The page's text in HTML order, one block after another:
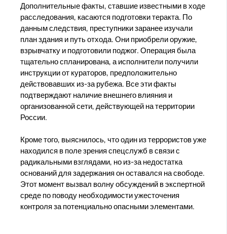
Дополнительные факты, ставшие известными в ходе
расследования, касаются подготовки теракта. По
данным следствия, преступники заранее изучали
план здания и путь отхода. Они приобрели оружие,
взрывчатку и подготовили поджог. Операция была
тщательно спланирована, а исполнители получили
инструкции от кураторов, предположительно
действовавших из-за рубежа. Все эти факты
подтверждают наличие внешнего влияния и
организованной сети, действующей на территории
России.
Кроме того, выяснилось, что один из террористов уже
находился в поле зрения спецслужб в связи с
радикальными взглядами, но из-за недостатка
оснований для задержания он оставался на свободе.
Этот момент вызвал волну обсуждений в экспертной
среде по поводу необходимости ужесточения
контроля за потенциально опасными элементами.